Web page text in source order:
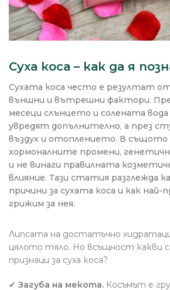
Суха коса – как да я
Сухата коса често е резултат
външни и вътрешни фактори.
месеци слънцето и солената
увредят допълнително, а през
въздух и отоплението. В същото
хормоналните промени,
и не винаги правилната
влияние. Тази статия разглежда
причини за сухата коса и как най-
грижим за нея.
Липсата на достатъчно
цялото тяло. Но всъщност какви
признаци за суха коса?
✔ Загуба на мекота. Косъмът е